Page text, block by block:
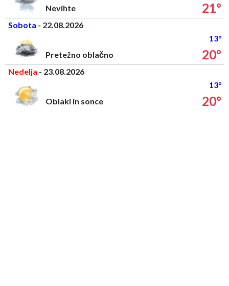
Nevihte
21°
Sobota - 22.08.2026
13°
Pretežno oblačno
20°
Nedelja - 23.08.2026
13°
Oblaki in sonce
20°